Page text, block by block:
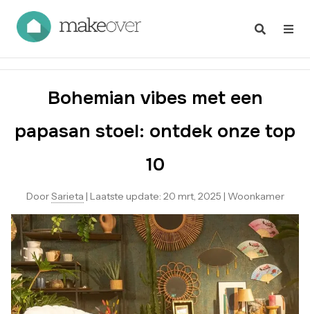
Bohemian vibes met een
papasan stoel: ontdek onze top
10
DoorSarieta | Laatste update: 20 mrt, 2025 | Woonkamer